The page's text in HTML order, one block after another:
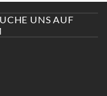
UNS AUF